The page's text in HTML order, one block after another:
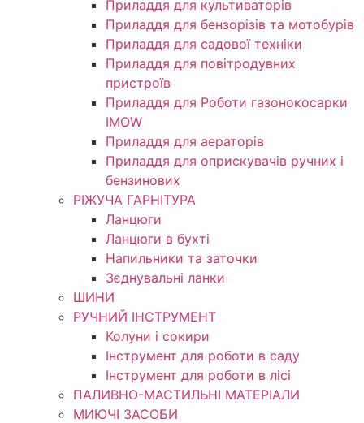
Приладдя для культиваторів
Приладдя для бензорізів та мотобурів
Приладдя для садової техніки
Приладдя для повітродувних
пристроїв
Приладдя для Роботи газонокосарки
IMOW
Приладдя для аераторів
Приладдя для оприскувачів ручних і
бензинових
РІЖУЧА ГАРНІТУРА
Ланцюги
Ланцюги в бухті
Напильники та заточки
Зєднувальні ланки
ШИНИ
РУЧНИЙ ІНСТРУМЕНТ
Колуни і сокири
Інструмент для роботи в саду
Інструмент для роботи в лісі
ПАЛИВНО-МАСТИЛЬНІ МАТЕРІАЛИ
МИЮЧІ ЗАСОБИ